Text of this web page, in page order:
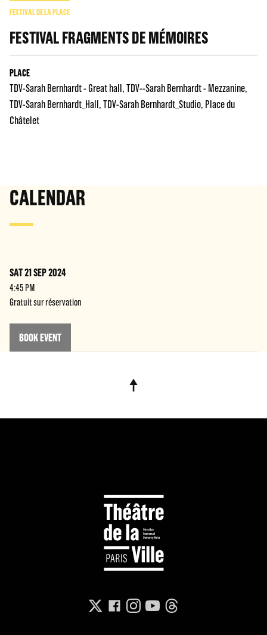
FESTIVAL DE LA PLACE
FESTIVAL FRAGMENTS DE MÉMOIRES
PLACE
TDV-Sarah Bernhardt - Great hall TDV--Sarah Bernhardt - Mezzanine
TDV-Sarah Bernhardt_Hall TDV-Sarah Bernhardt_Studio Place du
Châtelet
CALENDAR
SAT 21 SEP 2024
4:45 PM
Gratuit sur réservation
BOOK EVENT